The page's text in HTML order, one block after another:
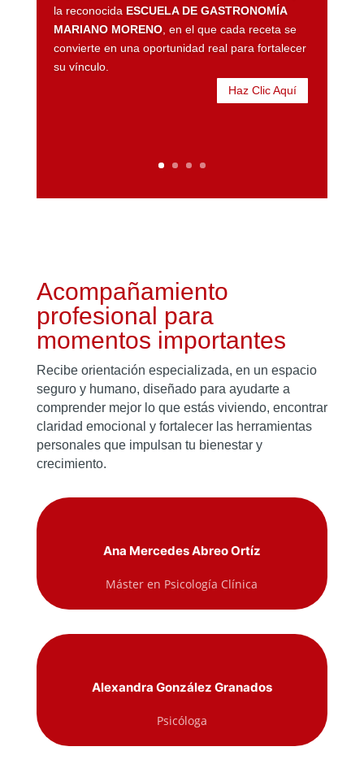
la reconocida ESCUELA DE GASTRONOMÍA
MARIANO MORENO , en el que cada receta se
convierte en una oportunidad real para fortalecer
su vínculo.
Haz Clic Aquí
Acompañamiento
profesional para
momentos importantes
Recibe orientación especializada, en un espacio
seguro y humano, diseñado para ayudarte a
comprender mejor lo que estás viviendo, encontrar
claridad emocional y fortalecer las herramientas
personales que impulsan tu bienestar y
crecimiento.
Ana Mercedes Abreo Ortíz
Máster en Psicología Clínica
Alexandra González Granados
Psicóloga